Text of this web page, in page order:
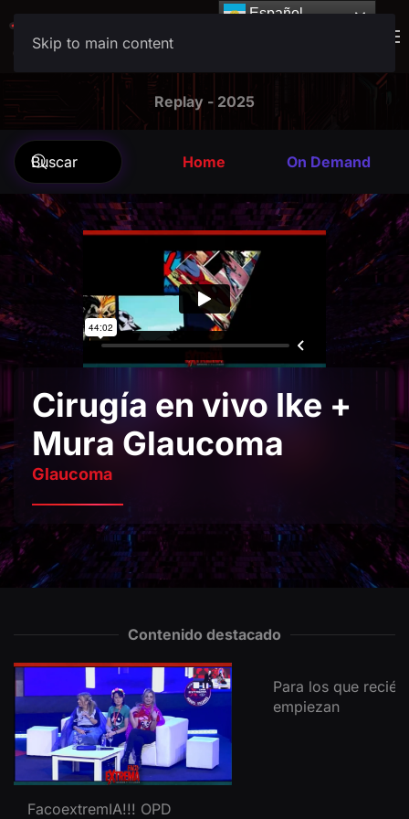
Skip to main content
Español
Español
Replay - 2025
Home On Demand
Cirugía en vivo Ike +
Mura Glaucoma
Glaucoma
Contenido destacado
FacoextremIA!!! OPD
Para los que recién
empiezan